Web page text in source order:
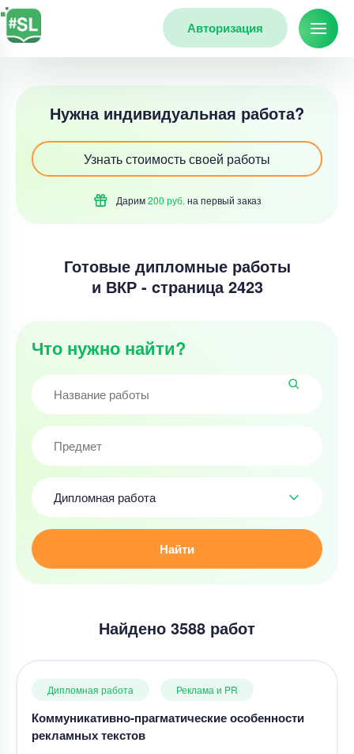
Авторизация
Нужна индивидуальная работа?
Узнать стоимость своей работы
Дарим200 руб. на первый заказ
Готовые дипломные работы
и ВКР - cтраница 2423
Что нужно найти?
Дипломная работа
Найти
Найдено 3588 работ
Дипломная работа Реклама и PR
Коммуникативно-прагматические особенности
рекламных текстов